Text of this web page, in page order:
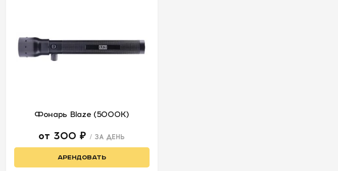
Фонарь Blaze (5000K)
от 300 ₽ / ЗА ДЕНЬ
АРЕНДОВАТЬ